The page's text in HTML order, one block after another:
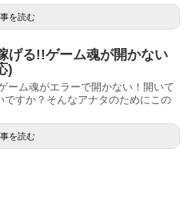
を読む
げる!!ゲーム魂が開かない
)
ーム魂がエラーで開かない！開いて
すか？そんなアナタのためにこの
を読む